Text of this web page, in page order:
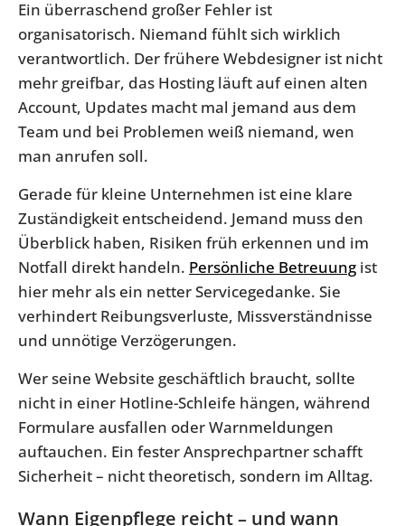
Ein überraschend großer Fehler ist
organisatorisch. Niemand fühlt sich wirklich
verantwortlich. Der frühere Webdesigner ist nicht
mehr greifbar, das Hosting läuft auf einen alten
Account, Updates macht mal jemand aus dem
Team und bei Problemen weiß niemand, wen
man anrufen soll.
Gerade für kleine Unternehmen ist eine klare
Zuständigkeit entscheidend. Jemand muss den
Überblick haben, Risiken früh erkennen und im
Notfall direkt handeln. Persönliche Betreuung ist
hier mehr als ein netter Servicegedanke. Sie
verhindert Reibungsverluste, Missverständnisse
und unnötige Verzögerungen.
Wer seine Website geschäftlich braucht, sollte
nicht in einer Hotline-Schleife hängen, während
Formulare ausfallen oder Warnmeldungen
auftauchen. Ein fester Ansprechpartner schafft
Sicherheit – nicht theoretisch, sondern im Alltag.
Wann Eigenpflege reicht – und wann